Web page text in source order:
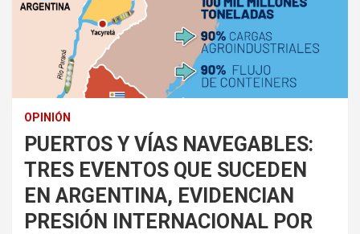
OPINIÓN
PUERTOS Y VÍAS NAVEGABLES:
TRES EVENTOS QUE SUCEDEN
EN ARGENTINA, EVIDENCIAN
PRESIÓN INTERNACIONAL POR